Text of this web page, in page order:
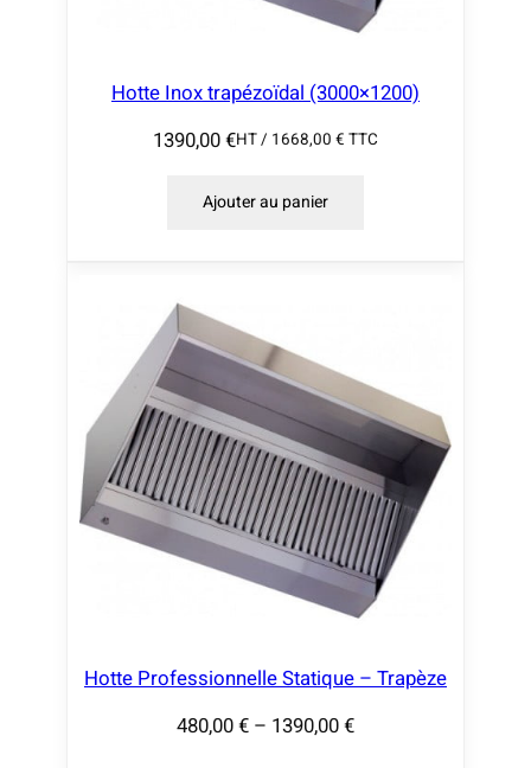
Hotte Inox trapézoïdal (3000×1200)
1390,00€HT / 1668,00 € TTC
Ajouter au panier
Hotte Professionnelle Statique – Trapèze
480,00€ – 1390,00€
P